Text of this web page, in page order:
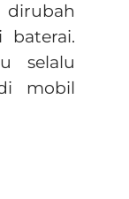
baterai.
selalu
mobil